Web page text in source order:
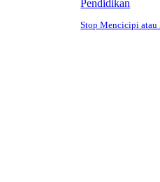
Pendidikan
Stop Mencicipi